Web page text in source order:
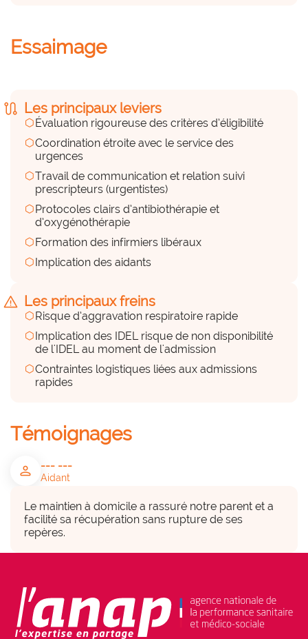
Essaimage
route Les principaux leviers
hexagonÉvaluation rigoureuse des critères d’éligibilité
hexagonCoordination étroite avec le service des
urgences
hexagonTravail de communication et relation suivi
prescripteurs (urgentistes)
hexagonProtocoles clairs d’antibiothérapie et
d’oxygénothérapie
hexagonFormation des infirmiers libéraux
hexagonImplication des aidants
warning Les principaux freins
hexagonRisque d’aggravation respiratoire rapide
hexagonImplication des IDEL risque de non disponibilité
de l'IDEL au moment de l'admission
hexagonContraintes logistiques liées aux admissions
rapides
Témoignages
person --- ---
Aidant
Le maintien à domicile a rassuré notre parent et a
facilité sa récupération sans rupture de ses
repères.
Des compétences externes
(prestations externes)
Des équipements, du matériel
a considérer
Convention prestataires, organisation caisses
entrées urgence
Des financements (internes et
hexagon_r0
Peu
Parties prenantes associées